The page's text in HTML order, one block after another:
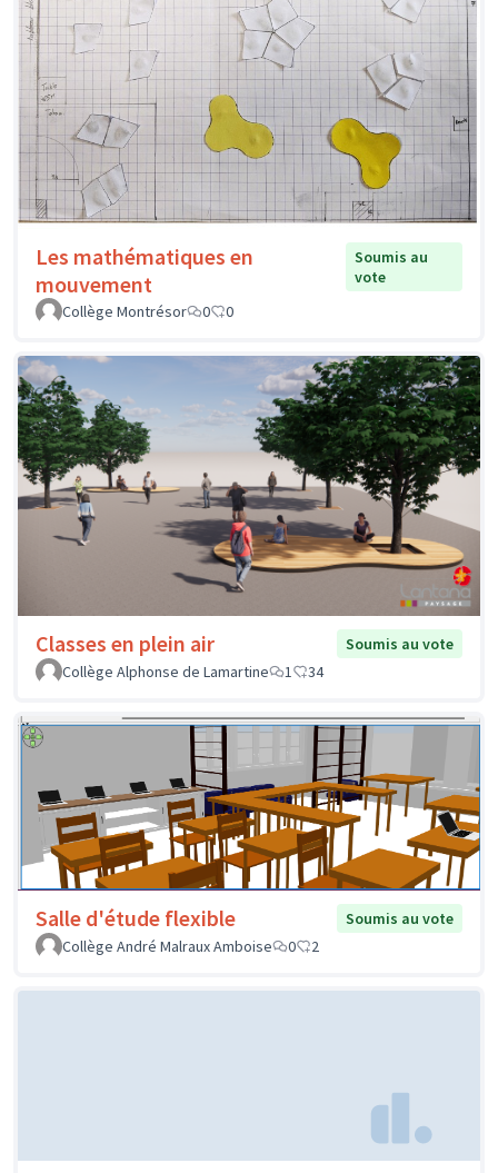
Les mathématiques en
mouvement
Soumis au
vote
Collège Montrésor
0 0
Classes en plein air
Soumis au vote
Collège Alphonse de Lamartine
1 34
Salle d'étude flexible
Soumis au vote
Collège André Malraux Amboise
0 2